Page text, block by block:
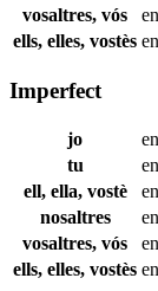
vosaltres, vós
ells, elles, vostès
Imperfect
jo
tu
ell, ella, vostè
nosaltres
vosaltres, vós
ells, elles, vostès